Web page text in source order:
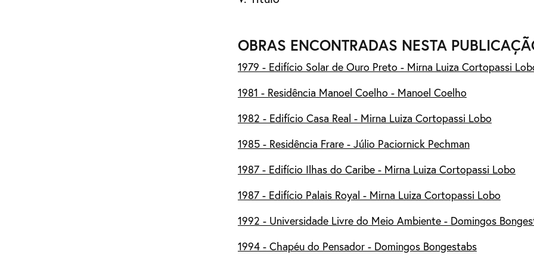
OBRAS ENCONTRADAS NESTA
1979 - Edifício Solar de Ouro Preto - Mirna Luiza Cortopassi
1981 - Residência Manoel Coelho - Manoel Coelho
1982 - Edifício Casa Real - Mirna Luiza Cortopassi Lobo
1985 - Residência Frare - Júlio Paciornick Pechman
1987 - Edifício Ilhas do Caribe - Mirna Luiza Cortopassi Lobo
1987 - Edifício Palais Royal - Mirna Luiza Cortopassi Lobo
1992 - Universidade Livre do Meio Ambiente - Domingos
1994 - Chapéu do Pensador - Domingos Bongestabs